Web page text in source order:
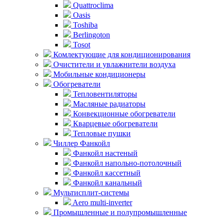
Quattroclima
Oasis
Toshiba
Berlingoton
Tosot
Комлектующие для кондиционирования
Очистители и увлажнители воздуха
Мобильные кондиционеры
Обогреватели
Тепловентиляторы
Масляные радиаторы
Конвекционные обогреватели
Кварцевые обогреватели
Тепловые пушки
Чиллер Фанкойл
Фанкойл настеный
Фанкойл напольно-потолочный
Фанкойл кассетный
Фанкойл канальный
Мультисплит-системы
Aero multi-inverter
Промышленные и полупромышленные